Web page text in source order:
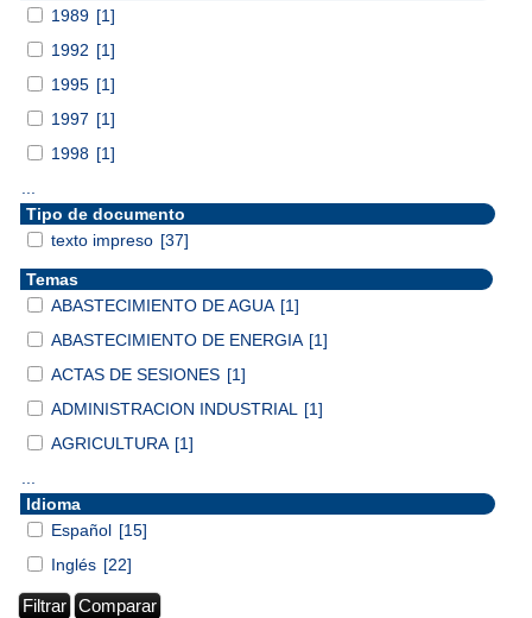
1989 [1]
1992 [1]
1995 [1]
1997 [1]
1998 [1]
Tipo de documento
texto impreso [37]
Temas
ABASTECIMIENTO DE AGUA [1]
ABASTECIMIENTO DE ENERGIA [1]
ACTAS DE SESIONES [1]
ADMINISTRACION INDUSTRIAL
[1]
AGRICULTURA [1]
Idioma
Español [15]
Inglés [22]